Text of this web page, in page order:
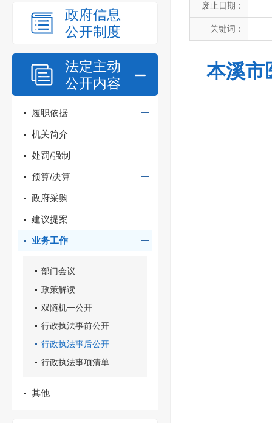
政府信息
公开制度
法定主动
公开内容
履职依据
机关简介
处罚/强制
预算/决算
政府采购
建议提案
业务工作
部门会议
政策解读
双随机一公开
行政执法事前公开
行政执法事后公开
行政执法事项清单
其他
废止日期：
关键词：
本溪市